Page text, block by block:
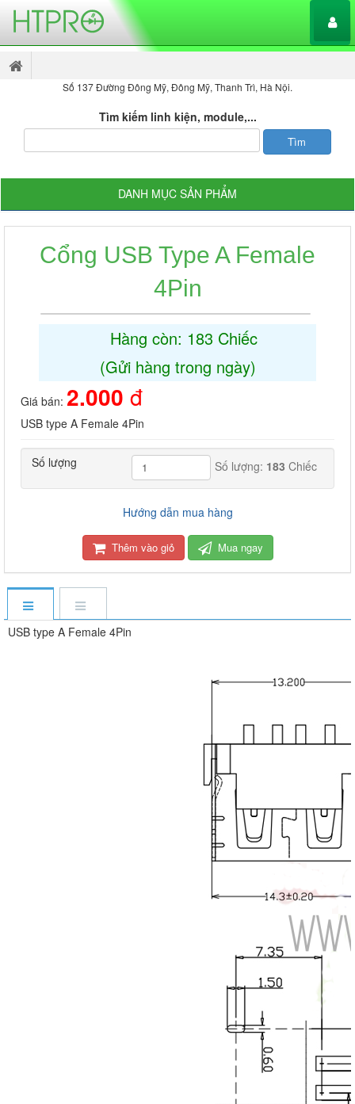
Số 137 Đường Đông Mỹ, Đông Mỹ, Thanh Trì, Hà Nội.
Tìm kiếm linh kiện, module,...
DANH MỤC SẢN PHẨM
Cổng USB Type A Female
4Pin
Hàng còn: 183 Chiếc
(Gửi hàng trong ngày)
Giá bán: 2.000 đ
USB type A Female 4Pin
Số lượng Số lượng: 183 Chiếc
Hướng dẫn mua hàng
Thêm vào giỏ Mua ngay
USB type A Female 4Pin